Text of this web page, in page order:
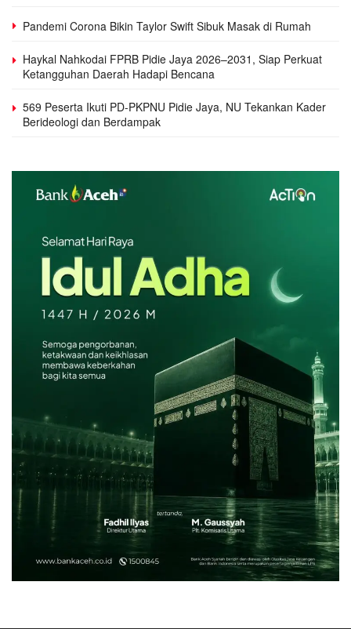
Pandemi Corona Bikin Taylor Swift Sibuk Masak di Rumah
Haykal Nahkodai FPRB Pidie Jaya 2026–2031, Siap Perkuat
Ketangguhan Daerah Hadapi Bencana
569 Peserta Ikuti PD-PKPNU Pidie Jaya, NU Tekankan Kader
Berideologi dan Berdampak